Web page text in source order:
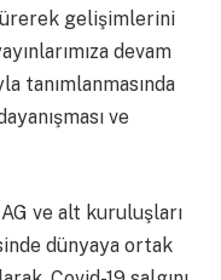
gelişimlerini
devam
tanımlanmasında
ve
ve alt kuruluşları
dünyaya ortak